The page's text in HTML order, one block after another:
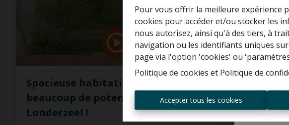
Pour vous offrir la meilleure expérience
cookies pour accéder et/ou stocker les
nous autorisez, ainsi qu'à des tiers, à
navigation ou les identifiants uniques
page via l'option 'cookies' ou
Politique de cookies et Politique de
Accepter tous les cookies
Spacieuse habitation avec
beaucoup de potentiel à
Londerzeel !